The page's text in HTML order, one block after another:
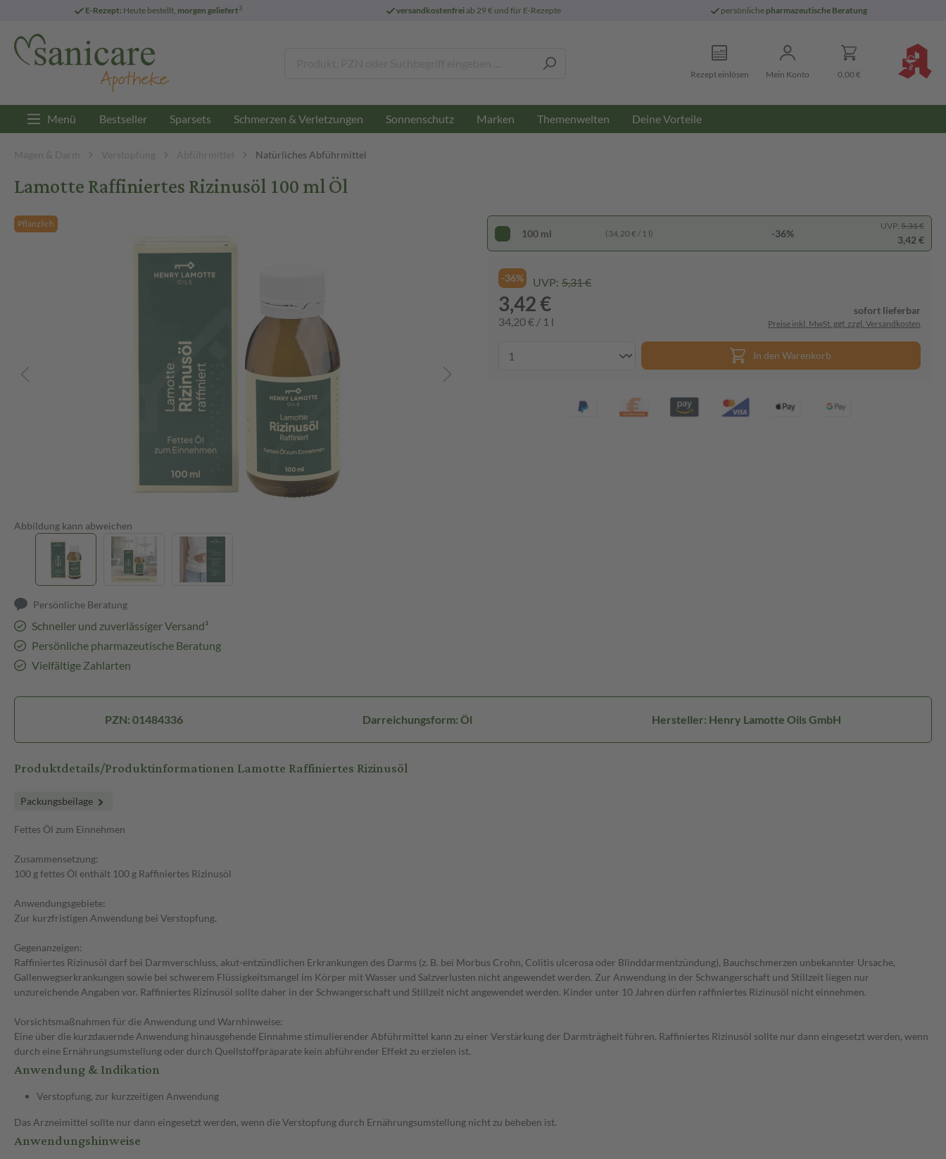
E-Rezept: Heute bestellt, morgen geliefert3 versandkostenfreiab 29 € und für E-Rezepte persönliche pharmazeutische Beratung
Rezept einlösen Mein Konto 0,00 €
Menü Bestseller Sparsets Schmerzen & Verletzungen Sonnenschutz Marken Themenwelten Deine Vorteile
Magen & Darm Verstopfung Abführmittel Natürliches Abführmittel
Lamotte Raffiniertes Rizinusöl 100 ml Öl
Pflanzlich
Abbildung kann abweichen
Persönliche Beratung
Schneller und zuverlässiger Versand³
Persönliche pharmazeutische Beratung
Vielfältige Zahlarten
100 ml (34,20 € / 1 l) -36%
UVP: 5,31 €
3,42 €
-36% UVP: 5,31 €
3,42 €
34,20 € / 1 l
sofort lieferbar
Preise inkl. MwSt. ggf. zzgl. Versandkosten
In den Warenkorb
PZN: 01484336 Darreichungsform: Öl Hersteller: Henry Lamotte Oils GmbH
Produktdetails/Produktinformationen Lamotte Raffiniertes Rizinusöl
Packungsbeilage
Fettes Öl zum Einnehmen
Zusammensetzung:
100 g fettes Öl enthält 100 g Raffiniertes Rizinusöl
Anwendungsgebiete:
Zur kurzfristigen Anwendung bei Verstopfung.
Gegenanzeigen:
Raffiniertes Rizinusöl darf bei Darmverschluss, akut-entzündlichen Erkrankungen des Darms (z. B. bei Morbus Crohn, Colitis ulcerosa oder Blinddarmentzündung), Bauchschmerzen unbekannter Ursache,
Gallenwegserkrankungen sowie bei schwerem Flüssigkeitsmangel im Körper mit Wasser und Salzverlusten nicht angewendet werden. Zur Anwendung in der Schwangerschaft und Stillzeit liegen nur
unzureichende Angaben vor. Raffiniertes Rizinusöl sollte daher in der Schwangerschaft und Stillzeit nicht angewendet werden. Kinder unter 10 Jahren dürfen raffiniertes Rizinusöl nicht einnehmen.
Vorsichtsmaßnahmen für die Anwendung und Warnhinweise:
Eine über die kurzdauernde Anwendung hinausgehende Einnahme stimulierender Abführmittel kann zu einer Verstärkung der Darmträgheit führen. Raffiniertes Rizinusöl sollte nur dann eingesetzt werden, wenn
durch eine Ernährungsumstellung oder durch Quellstoffpräparate kein abführender Effekt zu erzielen ist.
Anwendung & Indikation
Verstopfung, zur kurzzeitigen Anwendung
Das Arzneimittel sollte nur dann eingesetzt werden, wenn die Verstopfung durch Ernährungsumstellung nicht zu beheben ist.
Anwendungshinweise